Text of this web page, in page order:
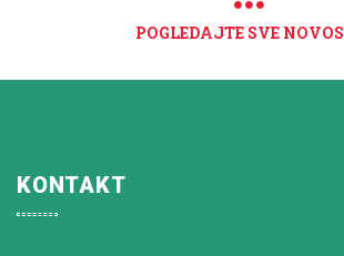
POGLEDAJTE SVE
KONTAKT